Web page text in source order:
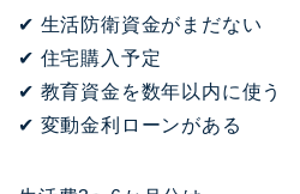
✔ 生活防衛資金がまだない
✔ 住宅購入予定
✔ 教育資金を数年以内に使う
✔ 変動金利ローンがある